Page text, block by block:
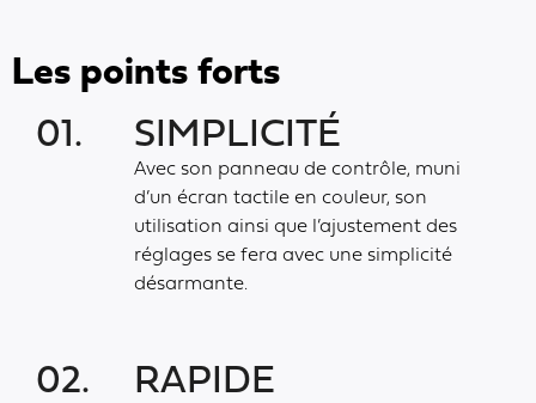
Les points forts
01.
SIMPLICITÉ
Avec son panneau de contrôle, muni
d’un écran tactile en couleur, son
utilisation ainsi que l’ajustement des
réglages se fera avec une simplicité
désarmante.
02. RAPIDE